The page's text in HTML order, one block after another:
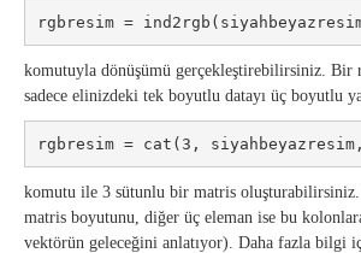
rgbresim =
komutuyla dönüşümü gerçekleştirebilirsiniz. Bir
sadece elinizdeki tek boyutlu datayı üç boyutlu
rgbresim = cat(3,
komutu ile 3 sütunlu bir matris
matris boyutunu, diğer üç eleman ise bu
vektörün geleceğini anlatıyor). Daha fazla bilgi